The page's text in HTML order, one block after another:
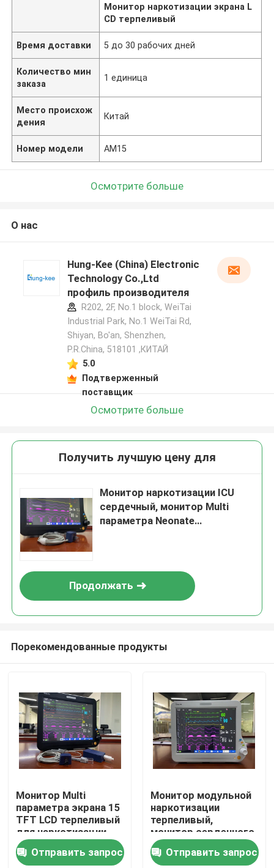
Продукты
Видео
Монитор наркотизации экрана L
CD терпеливый
Время доставки 5 до 30 рабочих дней
Количество мин
заказа
1 единица
Место происхож
дения
Китай
Номер модели AM15
Осмотрите больше
О нас
Hung-Kee (China) Electronic
Technology Co.,Ltd
профиль производителя
R202, 2F, No.1 block, WeiTai
Industrial Park, No.1 WeiTai Rd,
Shiyan, Bo'an, Shenzhen,
P.R.China, 518101​​​​​​​ ,КИТАЙ
5.0
Подтверженный
поставщик
Осмотрите больше
Получить лучшую цену для
Монитор наркотизации ICU
сердечный, монитор Multi
параметра Neonate
Продолжать
Порекомендованные продукты
Монитор Multi
параметра экрана 15
TFT LCD терпеливый
для наркотизации
ICU сердечной
Отправить запрос
Монитор модульной
наркотизации
терпеливый,
монитор сердечного
Neonate ICU
терпеливый
Отправить запрос